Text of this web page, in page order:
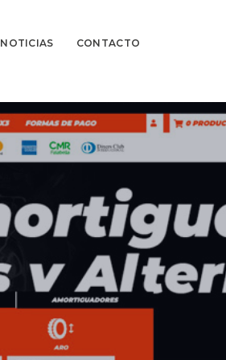
NOTICIAS CONTACTO